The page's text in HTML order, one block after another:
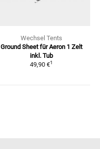
Wechsel Tents
Ground Sheet für Aeron 1 Zelt
inkl. Tub
49,90 €1